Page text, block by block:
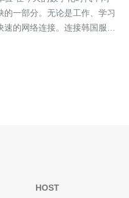
一部分。无论是工作、学习
的网络连接。连接韩国服务
HOST